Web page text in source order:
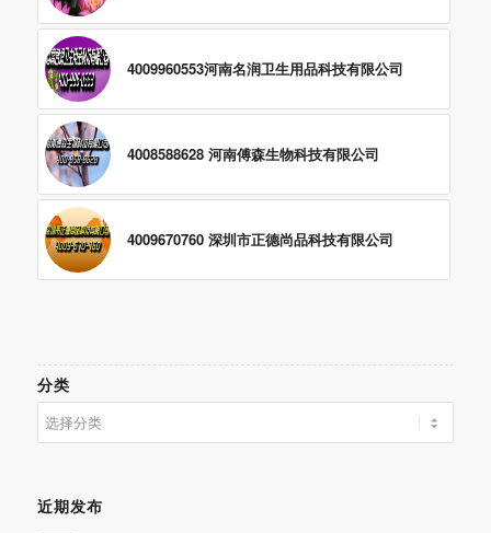
4009960553河南名润卫生用品科技有限公司
4008588628 河南傅森生物科技有限公司
4009670760 深圳市正德尚品科技有限公司
分类
类
近期发布